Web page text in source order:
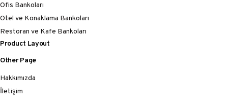
Ofis Bankoları
Otel ve Konaklama Bankoları
Restoran ve Kafe Bankoları
Product Layout
Other Page
Hakkımızda
İletişim